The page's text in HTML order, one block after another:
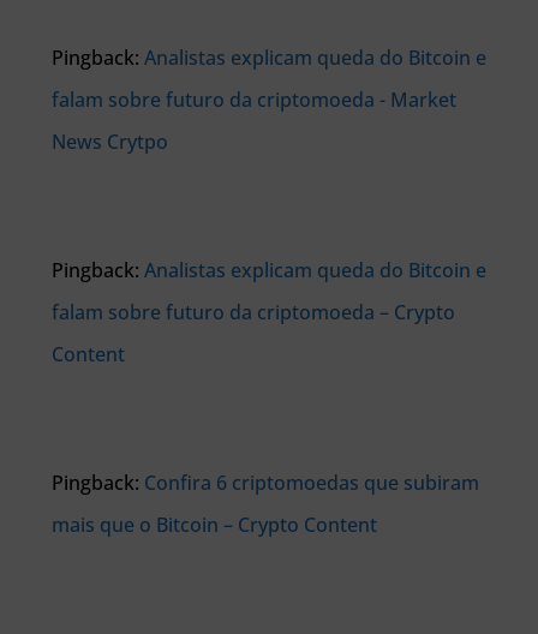
Pingback: Analistas explicam queda do Bitcoin e
falam sobre futuro da criptomoeda - Market
News Crytpo
Pingback: Analistas explicam queda do Bitcoin e
falam sobre futuro da criptomoeda – Crypto
Content
Pingback: Confira 6 criptomoedas que subiram
mais que o Bitcoin – Crypto Content